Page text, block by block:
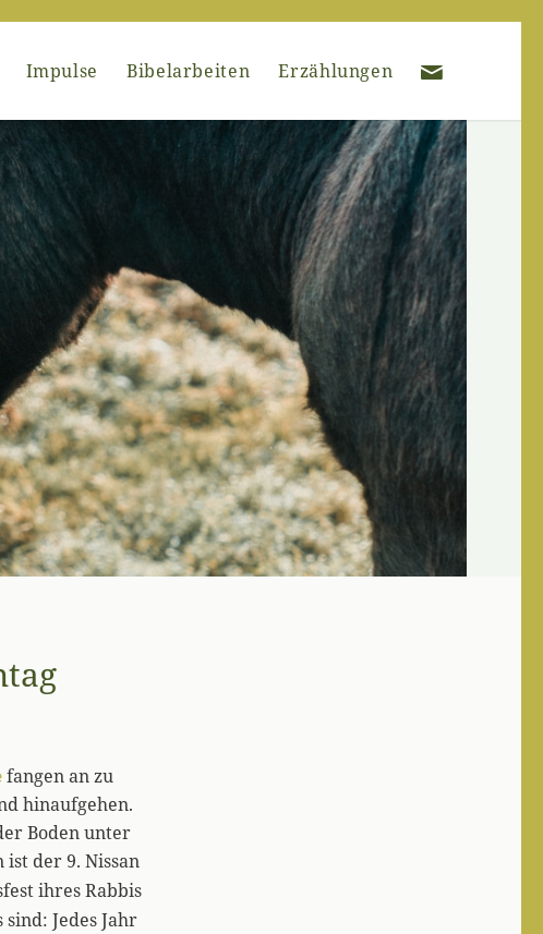
Impulse Bibelarbeiten Erzählungen
fangen an zu
hinaufgehen.
Boden unter
der 9. Nissan
ihres Rabbis
Jedes Jahr